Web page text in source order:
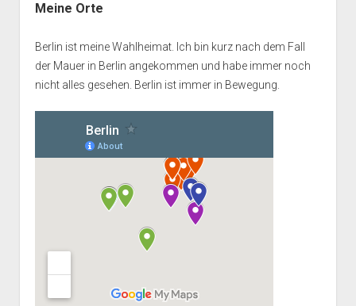
Heimat
Meine Orte
Berlin ist meine Wahlheimat. Ich bin kurz nach dem Fall
der Mauer in Berlin angekommen und habe immer noch
nicht alles gesehen. Berlin ist immer in Bewegung.